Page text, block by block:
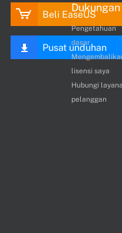
Beli EaseUS
Pusat unduhan
Dukungan
Pengetahuan
dasar
lisensi saya
Hubungi
pelanggan